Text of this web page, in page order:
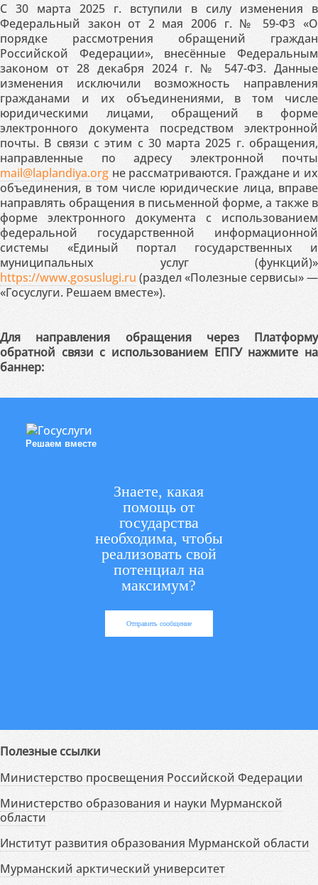
С 30 марта 2025 г. вступили в силу изменения в
Федеральный закон от 2 мая 2006 г. № 59-ФЗ «О
порядке рассмотрения обращений граждан
Российской Федерации», внесённые Федеральным
законом от 28 декабря 2024 г. № 547-ФЗ. Данные
изменения исключили возможность направления
гражданами и их объединениями, в том числе
юридическими лицами, обращений в форме
электронного документа посредством электронной
почты. В связи с этим с 30 марта 2025 г. обращения,
направленные по адресу электронной почты
mail@laplandiya.org не рассматриваются. Граждане и их
объединения, в том числе юридические лица, вправе
направлять обращения в письменной форме, а также в
форме электронного документа с использованием
федеральной государственной информационной
системы «Единый портал государственных и
муниципальных услуг (функций)»
https://www.gosuslugi.ru (раздел «Полезные сервисы» —
«Госуслуги. Решаем вместе»).
Для направления обращения через Платформу
обратной связи с использованием ЕПГУ нажмите на
баннер:
Решаем вместе
Знаете, какая
помощь от
государства
необходима, чтобы
реализовать свой
потенциал на
максимум?
Отправить сообщение
Полезные ссылки
Министерство просвещения Российской Федерации
Министерство образования и науки Мурманской
области
Институт развития образования Мурманской области
Мурманский арктический университет